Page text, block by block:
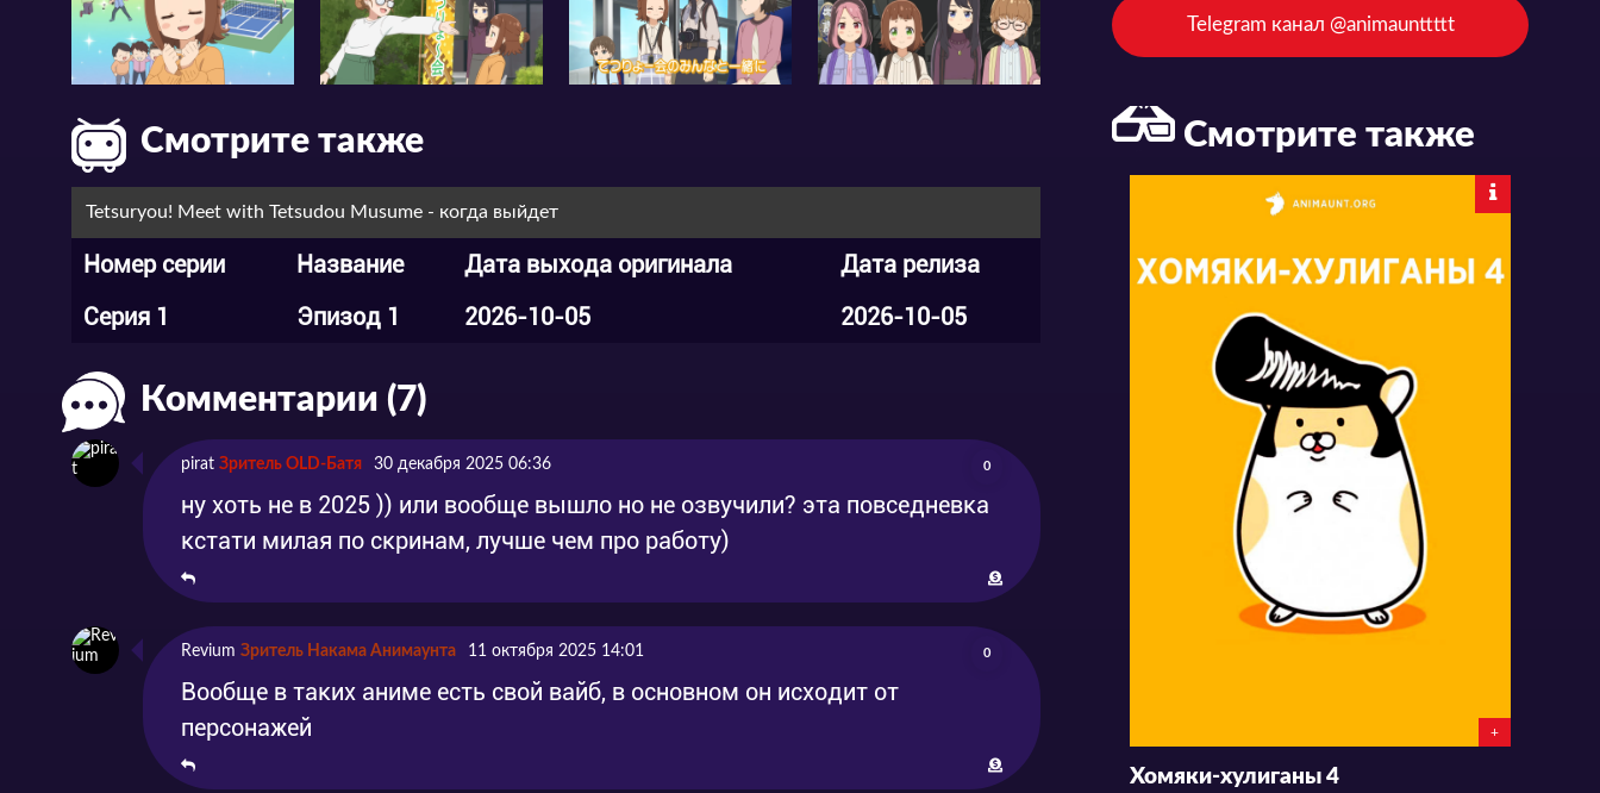
Смотрите также
Tetsuryou! Meet with Tetsudou Musume - когда выйдет
Номер серии Название Дата выхода оригинала
Дата релиза
Серия 1
Эпизод 1 2026-10-05 2026-10-05
Комментарии (7)
pirat Зритель OLD-Батя 30 декабря 2025 06:36 0
ну хоть не в 2025 )) или вообще вышло но не озвучили? эта повседневка
кстати милая по скринам, лучше чем про работу)
Revium Зритель Накама Анимаунта 11 октября 2025 14:01 0
Вообще в таких аниме есть свой вайб, в основном он исходит от
персонажей
Telegram канал @animaunttttt
Смотрите также
+
Хомяки-хулиганы 4